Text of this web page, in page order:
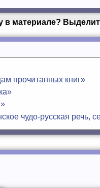
в материале?
прочитанных книг»
чудо-русская речь,